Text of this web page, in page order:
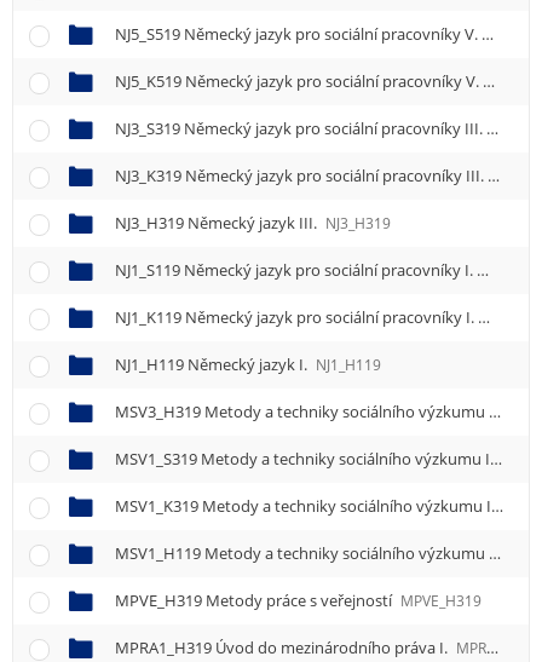
NJ5_S519 Německý jazyk pro sociální pracovníky V.
NJ5_K519 Německý jazyk pro sociální pracovníky V.
NJ3_S319 Německý jazyk pro sociální pracovníky III.
NJ3_K319 Německý jazyk pro sociální pracovníky III.
NJ3_H319 Německý jazyk III. NJ3_H319
NJ1_S119 Německý jazyk pro sociální pracovníky I.
NJ1_K119 Německý jazyk pro sociální pracovníky I.
NJ1_H119 Německý jazyk I. NJ1_H119
MSV3_H319 Metody a techniky sociálního výzkumu III.
MSV1_S319 Metody a techniky sociálního výzkumu I.
MSV1_K319 Metody a techniky sociálního výzkumu I.
MSV1_H119 Metody a techniky sociálního výzkumu I.
MPVE_H319 Metody práce s veřejností MPVE_H319
MPRA1_H319 Úvod do mezinárodního práva I. MPRA1_H319